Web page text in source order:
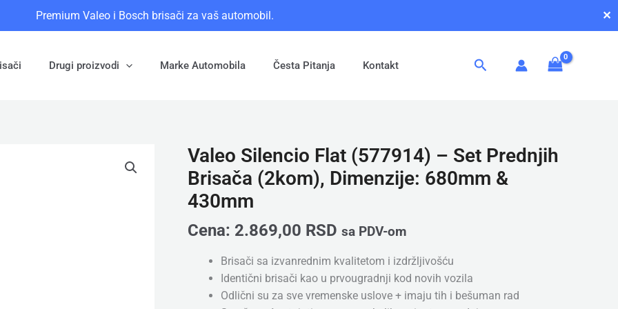
Premium Valeo i Bosch brisači za vaš automobil. ✕
Drugi proizvodi Marke Automobila Česta Pitanja Kontakt Pretraga
Valeo Silencio Flat (577914) – Set Prednjih
Brisača (2kom), Dimenzije: 680mm &
430mm
Cena: 2.869,00 RSD sa PDV-om
Brisači sa izvanrednim kvalitetom i izdržljivošću
Identični brisači kao u prvougradnji kod novih vozila
Odlični su za sve vremenske uslove + imaju tih i bešuman rad
Valeo
Silencio
Flat
(577914)
Set
Prednjih
Brisača
(2kom),